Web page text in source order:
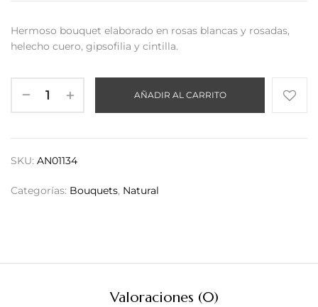
Hermoso bouquet elaborado en rosas blancas y rosadas,
helecho cuero, gipsofilia y cintilla.
AÑADIR AL CARRITO
SKU: AN01134
Categorías: Bouquets, Natural
Valoraciones (0)